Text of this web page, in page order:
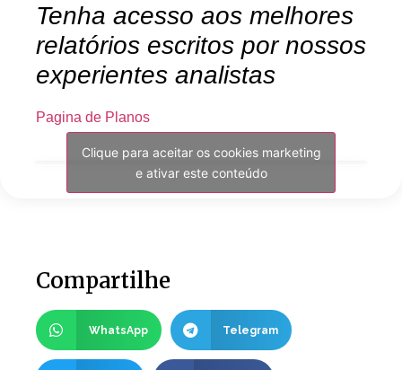
Tenha acesso aos melhores
relatórios escritos por nossos
experientes analistas
Pagina de Planos
Clique para aceitar os cookies marketing
e ativar este conteúdo
Compartilhe
WhatsApp Telegram